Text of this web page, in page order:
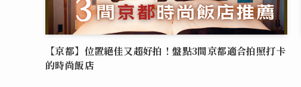
【京都】位置絕佳又超好拍！盤點3間京都適合拍照打卡
的時尚飯店